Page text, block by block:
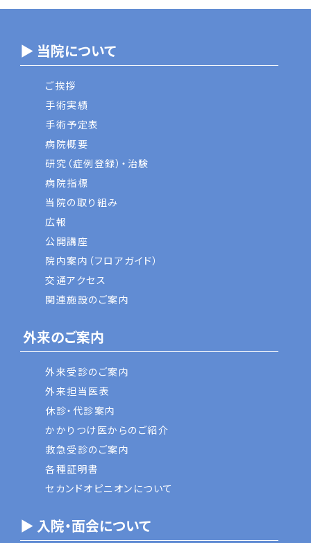
▶ 当院について
ご挨拶
手術実績
手術予定表
病院概要
研究（症例登録）・治験
病院指標
当院の取り組み
広報
公開講座
院内案内（フロアガイド）
交通アクセス
関連施設のご案内
外来のご案内
外来受診のご案内
外来担当医表
休診・代診案内
かかりつけ医からのご紹介
救急受診のご案内
各種証明書
セカンドオピニオンについて
▶ 入院・面会について